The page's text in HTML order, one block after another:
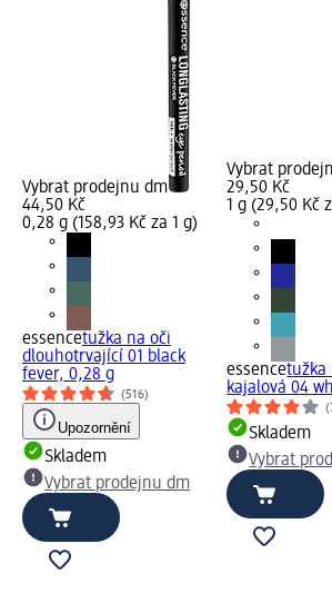
Vybrat prodejnu dm
44,50 Kč
0,28 g (158,93 Kč za 1 g)
essencetužka na oči
dlouhotrvající 01 black
fever, 0,28 g
(516)
Upozornění
Skladem
Vybrat prodejnu dm
Vybrat
29,50 Kč
1 g (29,50 Kč
essencetužka
kajalová 04
Skladem
Vybrat